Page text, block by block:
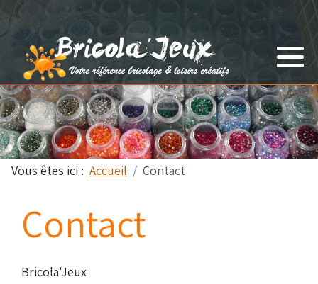
Vous êtes ici : Accueil Contact
Contact
Bricola'Jeux
Tout-petits
Enfants
Adultes
Anniversaire
Autres